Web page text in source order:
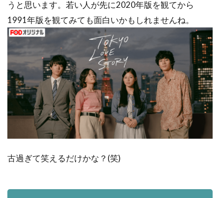
うと思います。若い人が先に2020年版を観てから
1991年版を観てみても面白いかもしれませんね。
古過ぎて笑えるだけかな？(笑)